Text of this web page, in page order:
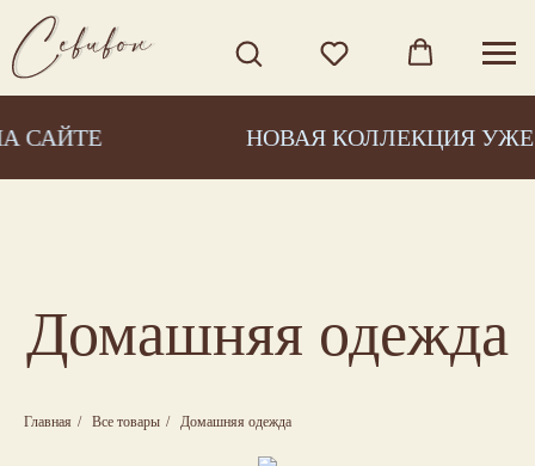
САЙТЕ НОВАЯ КОЛЛЕКЦИЯ УЖЕ
Домашняя одежда
Главная / Все товары / Домашняя одежда